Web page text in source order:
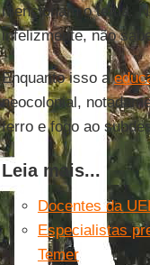
mencionam o tema.
infelizmente, não
Enquanto isso a
neocolonial,
ferro e fogo ao
Leia mais...
Docentes da
Especialistas
Temer